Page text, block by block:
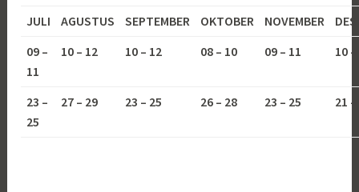
JULI AGUSTUS SEPTEMBER OKTOBER NOVEMBER
09 –
11
10 – 12 10 – 12 08 – 10 09 – 11 10
23 –
25
27 – 29 23 – 25 26 – 28 23 – 25 21